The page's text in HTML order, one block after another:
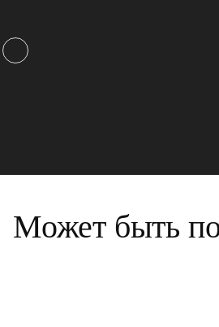
Может быть